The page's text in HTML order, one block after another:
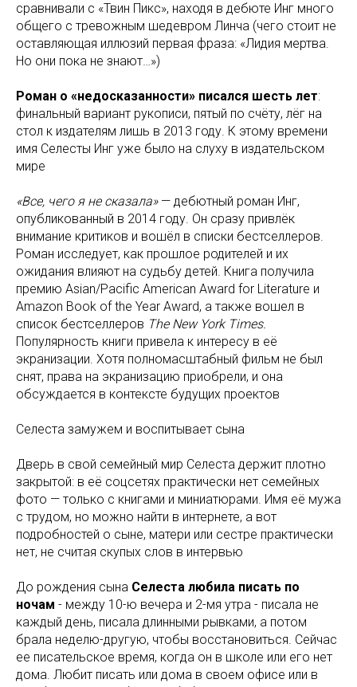
сравнивали с «Твин Пикс», находя в дебюте Инг много
общего с тревожным шедевром Линча (чего стоит не
оставляющая иллюзий первая фраза: «Лидия мертва.
Но они пока не знают…»)
Роман о «недосказанности» писался шесть лет:
финальный вариант рукописи, пятый по счёту, лёг на
стол к издателям лишь в 2013 году. К этому времени
имя Селесты Инг уже было на слуху в издательском
мире
«Все, чего я не сказала»— дебютный роман Инг,
опубликованный в 2014 году. Он сразу привлёк
внимание критиков и вошёл в списки бестселлеров.
Роман исследует, как прошлое родителей и их
ожидания влияют на судьбу детей. Книга получила
премию Asian/Pacific American Award for Literature и
Amazon Book of the Year Award, а также вошел в
список бестселлеров The New York Times.
Популярность книги привела к интересу в её
экранизации. Хотя полномасштабный фильм не был
снят, права на экранизацию приобрели, и она
обсуждается в контексте будущих проектов
Селеста замужем и воспитывает сына
Дверь в свой семейный мир Селеста держит плотно
закрытой: в её соцсетях практически нет семейных
фото — только с книгами и миниатюрами. Имя её мужа
с трудом, но можно найти в интернете, а вот
подробностей о сыне, матери или сестре практически
нет, не считая скупых слов в интервью
До рождения сына Селеста любила писать по
ночам - между 10-ю вечера и 2-мя утра - писала не
каждый день, писала длинными рывками, а потом
брала неделю-другую, чтобы восстановиться. Сейчас
ее писательское время, когда он в школе или его нет
дома. Любит писать или дома в своем офисе или в